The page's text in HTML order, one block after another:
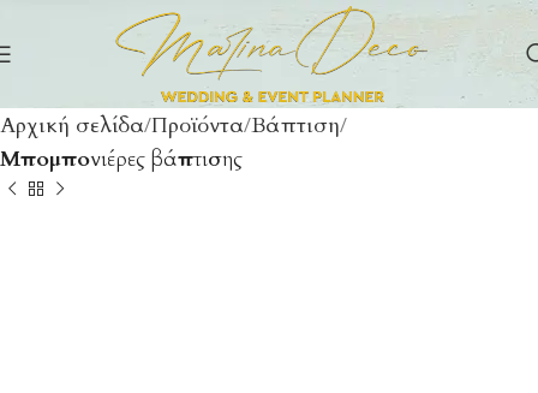
Αρχική σελίδα Προϊόντα Βάπτιση
Μπομπονιέρες βάπτισης